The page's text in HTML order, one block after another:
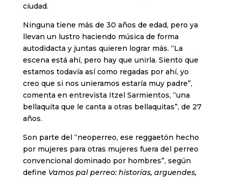
ciudad.
Ninguna tiene más de 30 años de edad, pero ya
llevan un lustro haciendo música de forma
autodidacta y juntas quieren lograr más. “La
escena está ahí, pero hay que unirla. Siento que
estamos todavía así como regadas por ahí, yo
creo que si nos unieramos estaría muy padre”,
comenta en entrevista Itzel Sarmientos, “una
bellaquita que le canta a otras bellaquitas”, de 27
años.
Son parte del “neoperreo, ese reggaetón hecho
por mujeres para otras mujeres fuera del perreo
convencional dominado por hombres”, según
define Vamos pal perreo: historias, arguendes,